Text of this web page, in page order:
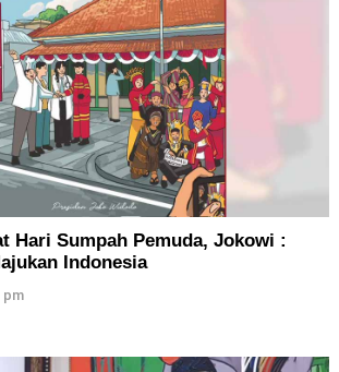
Hari Sumpah Pemuda, Jokowi :
Indonesia
pm